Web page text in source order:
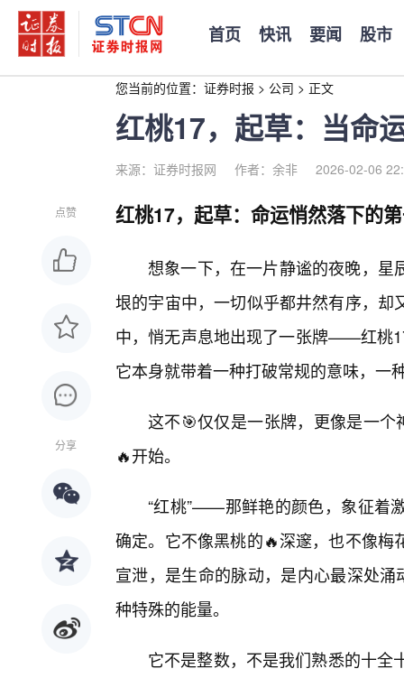
首页 快讯 要闻 股市
您当前的位置： 证券时报 > 公司 > 正文
红桃17，起草：当命
来源：证券时报网 作者：余非 2026-02-06
点赞
分享
红桃17，起草：命运悄然落下的
想象一下，在一片静谧的夜晚，星
垠的宇宙中，一切似乎都井然有序，
中，悄无声息地出现了一张牌——红桃
它本身就带着一种打破常规的意味，一
这不🎯仅仅是一张牌，更像是一个
🔥开始。
“红桃”——那鲜艳的颜色，象征着
确定。它不像黑桃的🔥深邃，也不像
宣泄，是生命的脉动，是内心最深处
种特殊的能量。
它不是整数，不是我们熟悉的十全